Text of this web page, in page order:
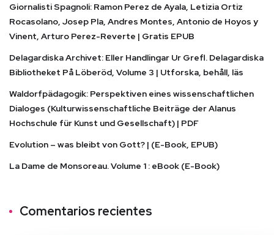
Giornalisti Spagnoli: Ramon Perez de Ayala, Letizia Ortiz
Rocasolano, Josep Pla, Andres Montes, Antonio de Hoyos y
Vinent, Arturo Perez-Reverte | Gratis EPUB
Delagardiska Archivet: Eller Handlingar Ur Grefl. Delagardiska
Bibliotheket På Löberöd, Volume 3 | Utforska, behåll, läs
Waldorfpädagogik: Perspektiven eines wissenschaftlichen
Dialoges (Kulturwissenschaftliche Beiträge der Alanus
Hochschule für Kunst und Gesellschaft) | PDF
Evolution – was bleibt von Gott? | (E-Book, EPUB)
La Dame de Monsoreau. Volume 1 : eBook (E-Book)
Comentarios recientes